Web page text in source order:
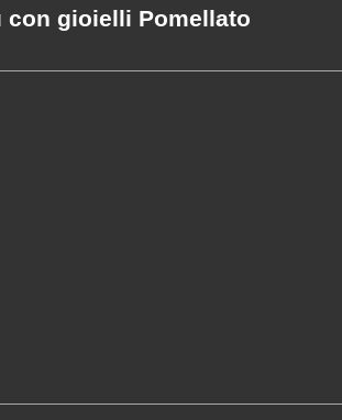
con gioielli Pomellato